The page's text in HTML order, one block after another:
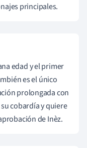
principales.
edad y el primer
es el único
prolongada con
cobardía y quiere
de Inèz.